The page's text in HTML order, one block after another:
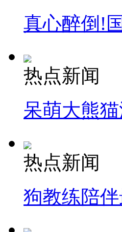
真心醉倒!
热点新闻
呆萌大熊
热点新闻
狗教练陪